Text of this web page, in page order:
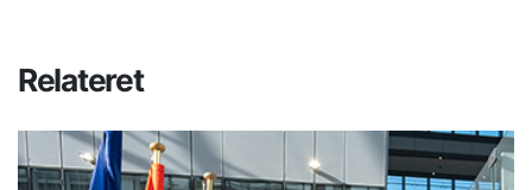
Relateret